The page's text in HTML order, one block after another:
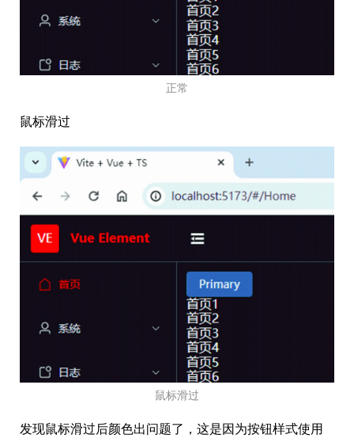
正常
鼠标滑过
鼠标滑过
发现鼠标滑过后颜色出问题了，这是因为按钮样式使用